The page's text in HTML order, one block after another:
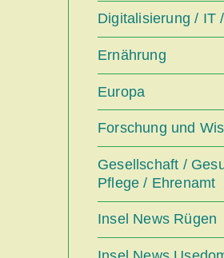
Digitalisierung / IT
Ernährung
Europa
Forschung und
Gesellschaft /
Pflege / Ehrenamt
Insel News Rügen